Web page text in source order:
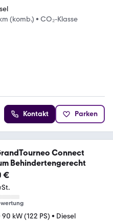
(komb.) • CO₂-Klasse
Kontakt Parken
Connect
Behindertengerecht
€
90 kW (122 PS) • Diesel